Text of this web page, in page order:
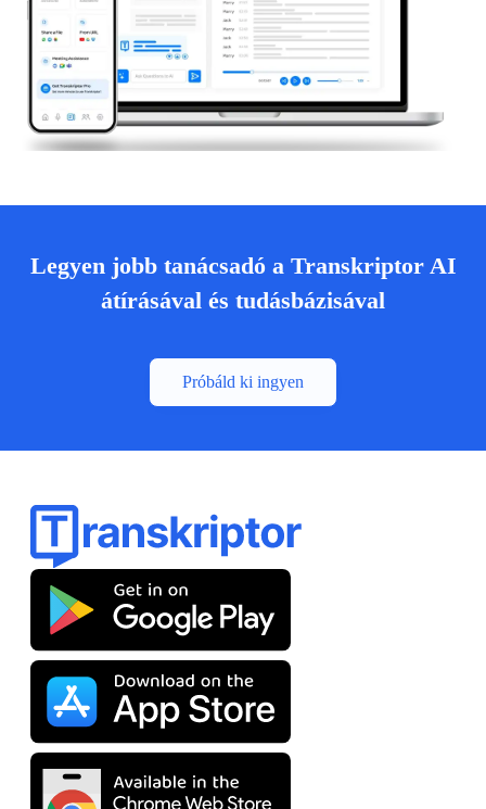
Legyen jobb tanácsadó a Transkriptor AI
átírásával és tudásbázisával
Próbáld ki ingyen